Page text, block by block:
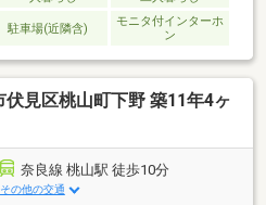
駐車場(近隣含)
モニタ付インターホ
ン
伏見区桃山町下野 築11年4ヶ
奈良線 桃山駅 徒歩10分
その他の交通